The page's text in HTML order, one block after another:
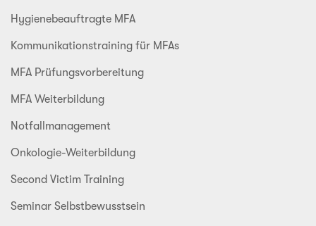
Hygienebeauftragte MFA
Kommunikationstraining für MFAs
MFA Prüfungsvorbereitung
MFA Weiterbildung
Notfallmanagement
Onkologie-Weiterbildung
Second Victim Training
Seminar Selbstbewusstsein